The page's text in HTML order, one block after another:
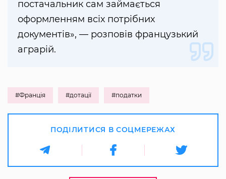
постачальник сам займається
оформленням всіх потрібних
документів», — розповів французький
аграрій.
#Франція #дотації #податки
ПОДІЛИТИСЯ В СОЦМЕРЕЖАХ